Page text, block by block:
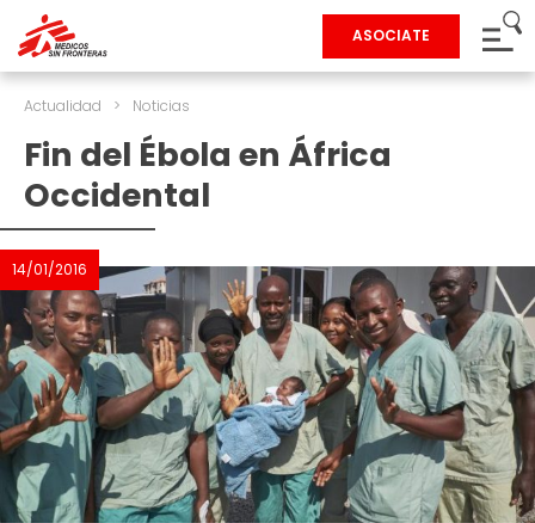
ASOCIATE
Actualidad > Noticias
Fin del Ébola en África
Occidental
14/01/2016